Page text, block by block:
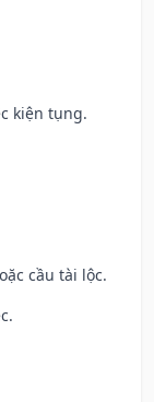
kiện tụng.
cầu tài lộc.